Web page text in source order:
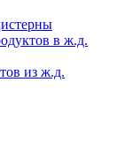
в ж.д.
из ж.д.